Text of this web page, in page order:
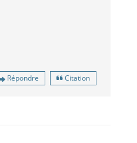
Répondre Citation